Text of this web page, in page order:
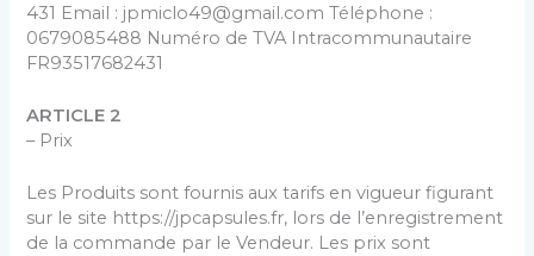
431 Email : jpmiclo49@gmail.com Téléphone :
0679085488 Numéro de TVA Intracommunautaire
FR93517682431
ARTICLE 2
– Prix
Les Produits sont fournis aux tarifs en vigueur figurant
sur le site https://jpcapsules.fr, lors de l’enregistrement
de la commande par le Vendeur. Les prix sont